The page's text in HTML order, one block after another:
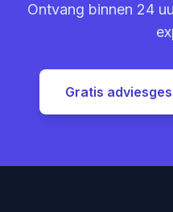
Ontvang binnen 24
Gratis